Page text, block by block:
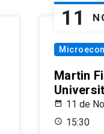
11
Martin
11 de
15:30